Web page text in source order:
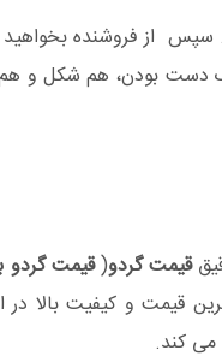
سپس از فروشنده بخواهید
یک دست بودن، هم شکل و
قیمت گردو(قیمت گردو
قیمت و کیفیت بالا
می کند.